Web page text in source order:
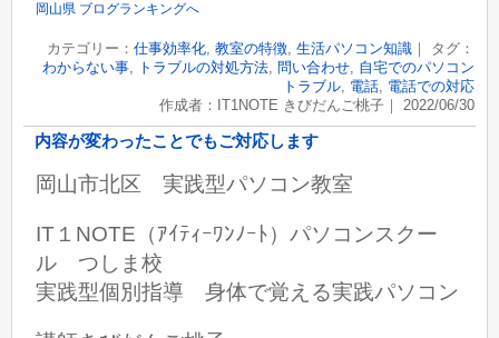
岡山県 ブログランキングへ
カテゴリー： 仕事効率化, 教室の特徴, 生活パソコン知識｜ タグ：
わからない事, トラブルの対処方法, 問い合わせ, 自宅でのパソコン
トラブル, 電話, 電話での対応
作成者：IT1NOTE きびだんご桃子｜ 2022/06/30
内容が変わったことでもご対応します
岡山市北区 実践型パソコン教室
IT１NOTE（ｱｲﾃｨｰﾜﾝﾉｰﾄ）パソコンスクー
ル つしま校
実践型個別指導 身体で覚える実践パソコン